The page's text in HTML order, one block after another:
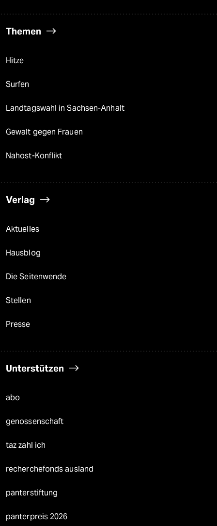
Themen
Hitze
Surfen
Landtagswahl in Sachsen-Anhalt
Gewalt gegen Frauen
Nahost-Konflikt
Verlag
Aktuelles
Hausblog
Die Seitenwende
Stellen
Presse
Unterstützen
abo
genossenschaft
taz zahl ich
recherchefonds ausland
panterstiftung
panterpreis 2026